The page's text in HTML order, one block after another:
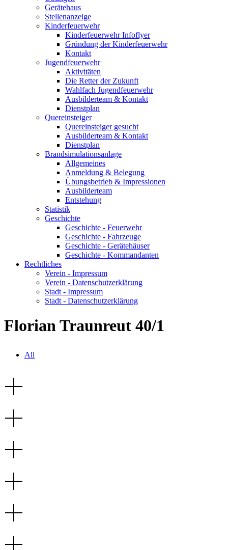
Gerätehaus
Stellenanzeige
Kinderfeuerwehr
Kinderfeuerwehr Infoflyer
Gründung der Kinderfeuerwehr
Kontakt
Jugendfeuerwehr
Aktivitäten
Die Retter der Zukunft
Wahlfach Jugendfeuerwehr
Ausbilderteam & Kontakt
Dienstplan
Quereinsteiger
Quereinsteiger gesucht
Ausbilderteam & Kontakt
Dienstplan
Brandsimulationsanlage
Allgemeines
Anmeldung & Belegung
Übungsbetrieb & Impressionen
Ausbilderteam
Entstehung
Statistik
Geschichte
Geschichte - Feuerwehr
Geschichte - Fahrzeuge
Geschichte - Gerätehäuser
Geschichte - Kommandanten
Rechtliches
Verein - Impressum
Verein - Datenschutzerklärung
Stadt - Impressum
Stadt - Datenschutzerklärung
Florian Traunreut 40/1
All